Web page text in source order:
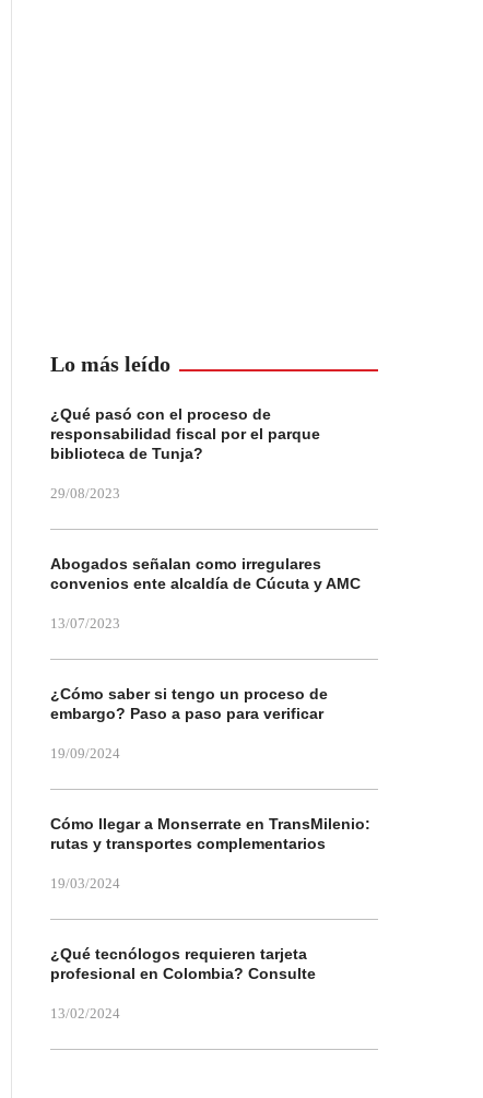
Lo más leído
¿Qué pasó con el proceso de
responsabilidad fiscal por el parque
biblioteca de Tunja?
29/08/2023
Abogados señalan como irregulares
convenios ente alcaldía de Cúcuta y AMC
13/07/2023
¿Cómo saber si tengo un proceso de
embargo? Paso a paso para verificar
19/09/2024
Cómo llegar a Monserrate en TransMilenio:
rutas y transportes complementarios
19/03/2024
¿Qué tecnólogos requieren tarjeta
profesional en Colombia? Consulte
13/02/2024